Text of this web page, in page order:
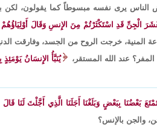
الناس يرى نفسه مبسوطاً كما يقولون، لكن
الْجِنِّ قَدِ اسْتَكْثَرْتُمْ مِنَ الإِنسِ وَقَالَ أَوْلِيَاؤُهُمْ
المنية، خرجت الروح من الجسد، وفارقت
المفر؟ عند الله المستقر،
يُنَبَّأُ الإِنسَانُ
بَعْضُنَا بِبَعْضٍ وَبَلَغْنَا أَجَلَنَا الَّذِي أَجَّلْتَ لَنَا قَالَ
والجن بالإنس؟